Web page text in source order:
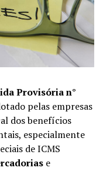
Provisória n°
pelas empresas
dos benefícios
especialmente
de ICMS
e